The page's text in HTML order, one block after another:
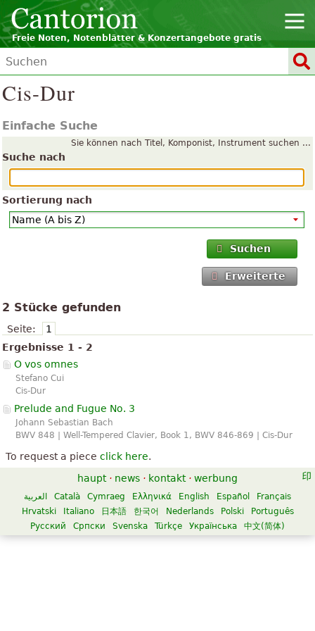
Freie Noten, Notenblätter & Konzertangebote gratis
Cis-Dur
Einfache Suche
Sie können nach Titel, Komponist, Instrument suchen ...
Suche nach
Sortierung nach
Suchen
Erweiterte
2 Stücke gefunden
Seite:
1
Ergebnisse 1 - 2
O vos omnes
Stefano Cui
Cis-Dur
Prelude and Fugue No. 3
Johann Sebastian Bach
BWV 848 | Well-Tempered Clavier, Book 1, BWV 846-869 | Cis-Dur
To request a piece click here.
haupt · news · kontakt · werbung
العربية Català Cymraeg Ελληνικά English Español
Français
Hrvatski
Italiano 日本語 한국어 Nederlands Polski
Português
Русский
Српски Svenska Türkçe Українська 中文(简体)